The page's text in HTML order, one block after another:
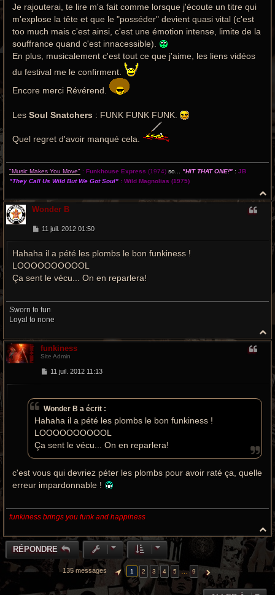
Je rajouterai, te lire m'a fait comme lorsque j'écoute un titre qui
m'explose la tête et que le "posséder" devient quasi vital (c'est
too much mais c'est ainsi, c'est une émotion intense, limite de la
souffrance quand c'est innacessible).
En plus, musicalement c'est tout ce que j'aime, les liens vidéos
du festival me le confirment.
Encore merci Révérend.
Les Soul Snatchers : FUNK FUNK FUNK.
Quel regret d'avoir manqué cela.
"Music Makes You Move" : Funkhouse Express (1974) so... "HIT THAT ONE!" : JB
"They Call Us Wild But We Got Soul" : Wild Magnolias (1975)
a
Wonder B
M
s
g
e
11 juil. 2012 01:50
Hahaha il a pété les plombs le bon funkiness !
LOOOOOOOOOOL
Ça sent le vécu... On en reparlera!
Sworn to fun
Loyal to none
a
funkiness
Site Admin
M
g
e
11 juil. 2012 11:13
Wonder B a écrit :
Hahaha il a pété les plombs le bon funkiness !
LOOOOOOOOOOL
Ça sent le vécu... On en reparlera!
c'est vous qui devriez péter les plombs pour avoir raté ça, quelle
erreur impardonnable !
funkiness brings you funk and happiness
H
a
RÉPONDRE
135 messages PAGE SUR9
1 2 3 4 5 … 9 SUIVANTE